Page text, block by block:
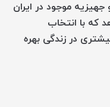
موجود در ایران
که با انتخاب
در زندگی بهره